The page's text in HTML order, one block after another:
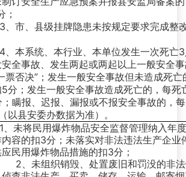
；
、市、县级挂牌隐患未按规定要求完成整
、本系统、本行业、本单位发生一次死亡
全事故、发生两起或两起以上一般安全
票否决”；发生一般安全事故但未造成死亡
5分；发生一般安全事故造成死亡的，每死
；瞒报、迟报、漏报或不报安全事故的，
以县安委办数据为准）。
1、未将民用爆炸物品安全监督管理纳入年
容的扣3分；未落实对非法违法生产企业
应民用爆炸物品措施的扣3分；
未组织销毁、处置废旧和罚没的非法